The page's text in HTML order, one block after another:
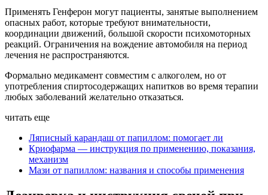
Применять Генферон могут пациенты, занятые выполнением
опасных работ, которые требуют внимательности,
координации движений, большой скорости психомоторных
реакций. Ограничения на вождение автомобиля на период
лечения не распространяются.
Формально медикамент совместим с алкоголем, но от
употребления спиртосодержащих напитков во время терапии
любых заболеваний желательно отказаться.
читать еще
Ляписный карандаш от папиллом: помогает ли
Криофарма — инструкция по применению, показания,
механизм
Мази от папиллом: названия и способы применения